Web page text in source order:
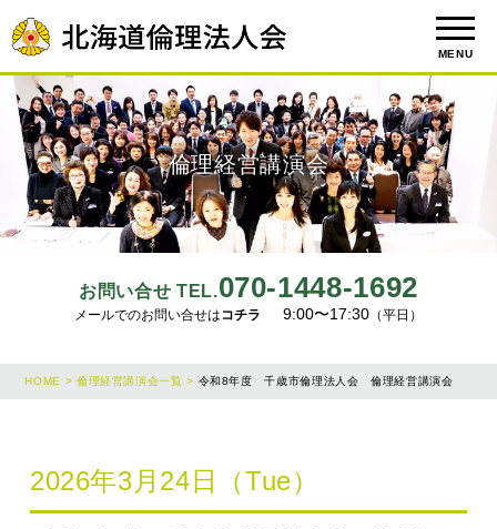
MENU
お問い合せ TEL.070-1448-1692
メールでのお問い合せはコチラ 9:00〜17:30 （平日）
倫理経営講演会
HOME > 倫理経営講演会一覧 > 令和8年度 千歳市倫理法人会 倫理経営講演会
2026年3月24日（Tue）